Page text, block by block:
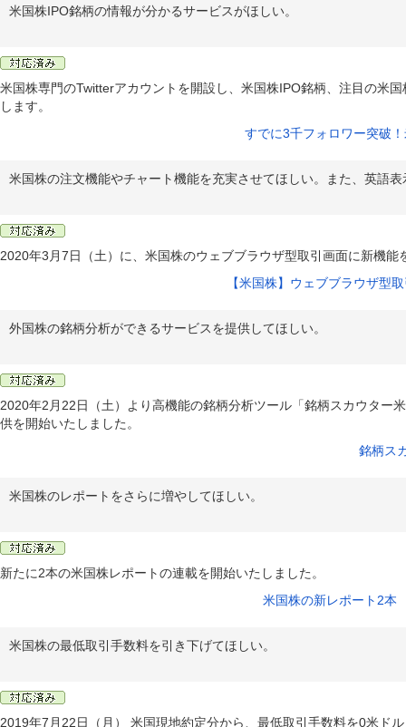
米国株IPO銘柄の情報が分かるサービスがほしい。
米国株専門のTwitterアカウントを開設し、米国株IPO銘柄、注目の米
します。
すでに3千フォロワー突破
米国株の注文機能やチャート機能を充実させてほしい。また、英語
2020年3月7日（土）に、米国株のウェブブラウザ型取引画面に新機能
【米国株】ウェブブラウザ型
外国株の銘柄分析ができるサービスを提供してほしい。
2020年2月22日（土）より高機能の銘柄分析ツール「銘柄スカウター
供を開始いたしました。
銘柄ス
米国株のレポートをさらに増やしてほしい。
新たに2本の米国株レポートの連載を開始いたしました。
米国株の新レポート2
米国株の最低取引手数料を引き下げてほしい。
2019年7月22日（月） 米国現地約定分から、最低取引手数料を0米ド